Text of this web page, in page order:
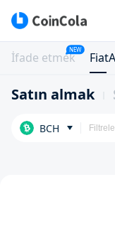
İfade etmek
NEW
Satın almak
BCH